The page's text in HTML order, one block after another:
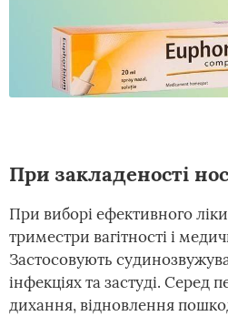
При закладеності
При виборі ефективного
триместри вагітності і
Застосовують
інфекціях та застуді. Серед
дихання, відновлення